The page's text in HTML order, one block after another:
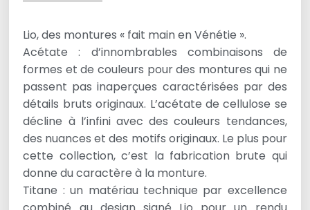
Lio, des montures « fait main en Vénétie ».
Acétate : d’innombrables combinaisons de
formes et de couleurs pour des montures qui ne
passent pas inaperçues caractérisées par des
détails bruts originaux. L’acétate de cellulose se
décline à l’infini avec des couleurs tendances,
des nuances et des motifs originaux. Le plus pour
cette collection, c’est la fabrication brute qui
donne du caractère à la monture.
Titane : un matériau technique par excellence